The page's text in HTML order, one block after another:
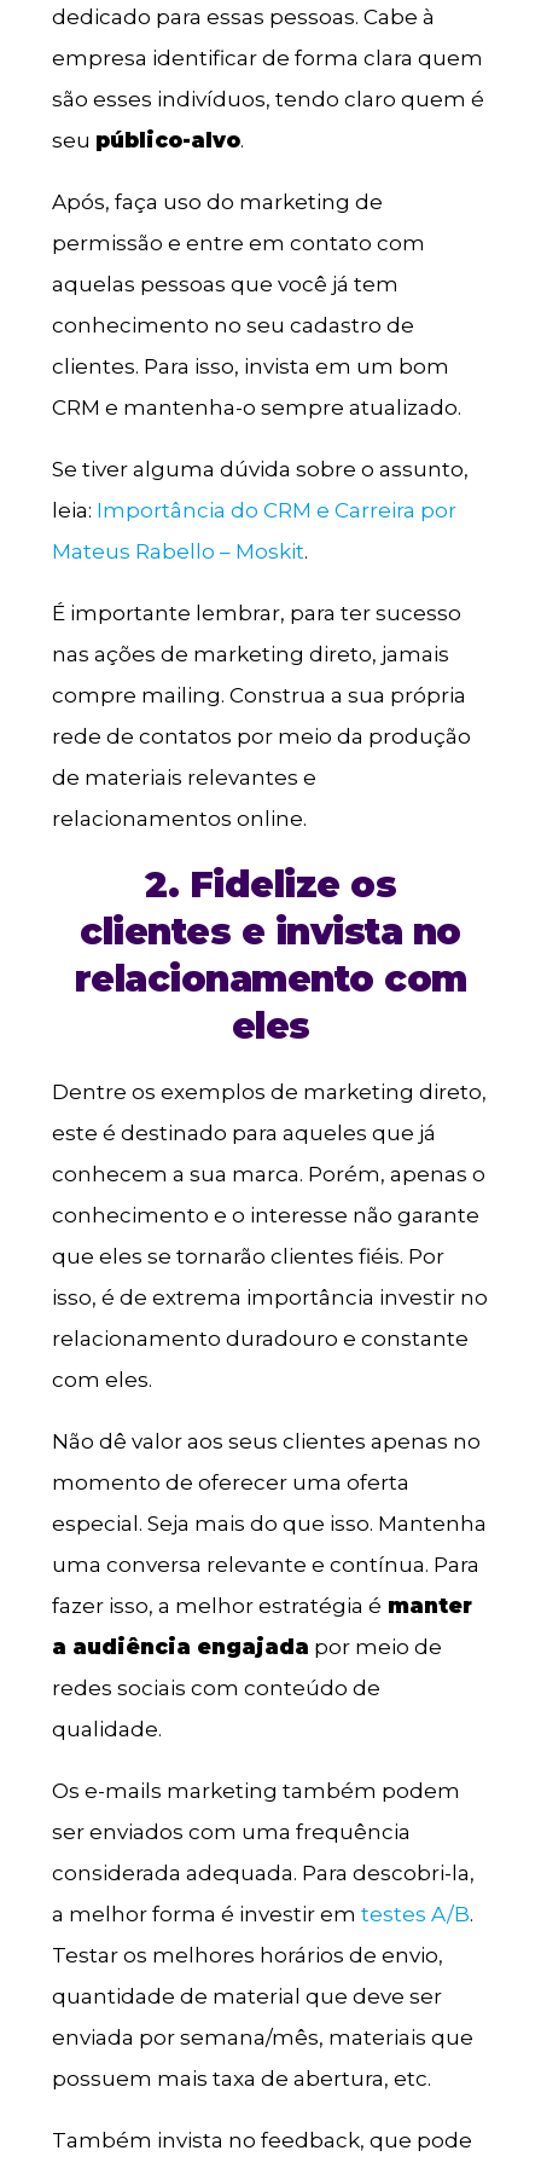
dedicado para essas pessoas. Cabe à
empresa identificar de forma clara quem
são esses indivíduos, tendo claro quem é
seu público-alvo.
Após, faça uso do marketing de
permissão e entre em contato com
aquelas pessoas que você já tem
conhecimento no seu cadastro de
clientes. Para isso, invista em um bom
CRM e mantenha-o sempre atualizado.
Se tiver alguma dúvida sobre o assunto,
leia: Importância do CRM e Carreira por
Mateus Rabello – Moskit.
É importante lembrar, para ter sucesso
nas ações de marketing direto, jamais
compre mailing. Construa a sua própria
rede de contatos por meio da produção
de materiais relevantes e
relacionamentos online.
2. Fidelize os
clientes e invista no
relacionamento com
eles
Dentre os exemplos de marketing direto,
este é destinado para aqueles que já
conhecem a sua marca. Porém, apenas o
conhecimento e o interesse não garante
que eles se tornarão clientes fiéis. Por
isso, é de extrema importância investir no
relacionamento duradouro e constante
com eles.
Não dê valor aos seus clientes apenas no
momento de oferecer uma oferta
especial. Seja mais do que isso. Mantenha
uma conversa relevante e contínua. Para
fazer isso, a melhor estratégia é manter
a audiência engajada por meio de
redes sociais com conteúdo de
qualidade.
Os e-mails marketing também podem
ser enviados com uma frequência
considerada adequada. Para descobri-la,
a melhor forma é investir em testes A/B.
Testar os melhores horários de envio,
quantidade de material que deve ser
enviada por semana/mês, materiais que
possuem mais taxa de abertura, etc.
Também invista no feedback, que pode